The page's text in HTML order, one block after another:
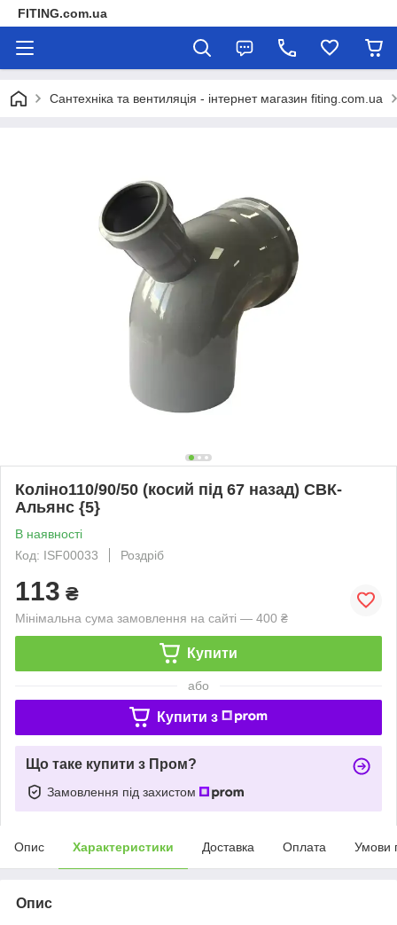
FITING.com.ua
Сантехніка та вентиляція - інтернет магазин fiting.com.ua
Коліно110/90/50 (косий під 67 назад) СВК-
Альянс {5}
В наявності
Код: ISF00033
Роздріб
113 ₴
Мінімальна сума замовлення на сайті — 400 ₴
Купити
або
Купити з
Що таке купити з Пром?
Замовлення під захистом
Опис Характеристики Доставка Оплата Умови
Опис